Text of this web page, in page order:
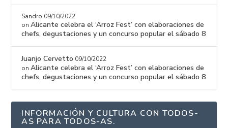
Sandro 09/10/2022
onAlicante celebra el ‘Arroz Fest’ con elaboraciones de
chefs, degustaciones y un concurso popular el sábado 8
Juanjo Cervetto 09/10/2022
onAlicante celebra el ‘Arroz Fest’ con elaboraciones de
chefs, degustaciones y un concurso popular el sábado 8
INFORMACIÓN Y CULTURA CON TODOS-
AS PARA TODOS-AS.